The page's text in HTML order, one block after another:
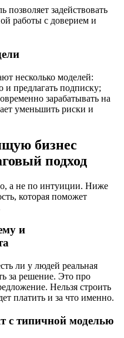
задействовать
работы с доверием и
несколько моделей:
предлагать подписку;
зарабатывать на
уменьшить риски и
бизнес
подход
а не по интуиции. Ниже
которая поможет
и
ли у людей реальная
за решение. Это про
Нельзя строить
платить и за что именно.
с типичной моделью